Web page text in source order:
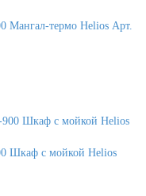
Мангал-термо Helios Арт.
Шкаф с мойкой Helios